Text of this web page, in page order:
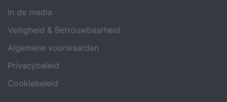
In de media
Veiligheid & Betrouwbaarheid
Algemene voorwaarden
Privacybeleid
Cookiebeleid